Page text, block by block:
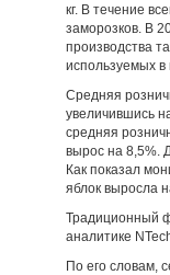
кг. В течение
заморозков. В
производства
используемых в
Средняя
увеличившись
средняя
вырос на 8,5%.
Как показал
яблок выросла
Традиционный
аналитике
По его словам,